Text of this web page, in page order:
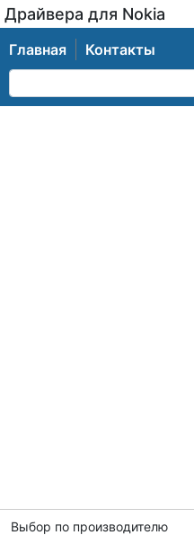
Драйвера для Nokia
Главная Контакты
Выбор по производителю